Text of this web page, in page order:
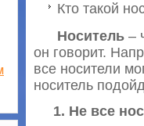
Кто такой
Носитель –
он говорит.
все носители
носитель
1. Не все